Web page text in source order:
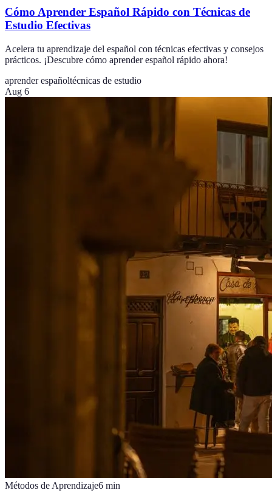
Cómo Aprender Español Rápido con Técnicas de
Estudio Efectivas
Acelera tu aprendizaje del español con técnicas efectivas y consejos
prácticos. ¡Descubre cómo aprender español rápido ahora!
aprender españoltécnicas de estudio
Aug 6
Métodos de Aprendizaje6 min